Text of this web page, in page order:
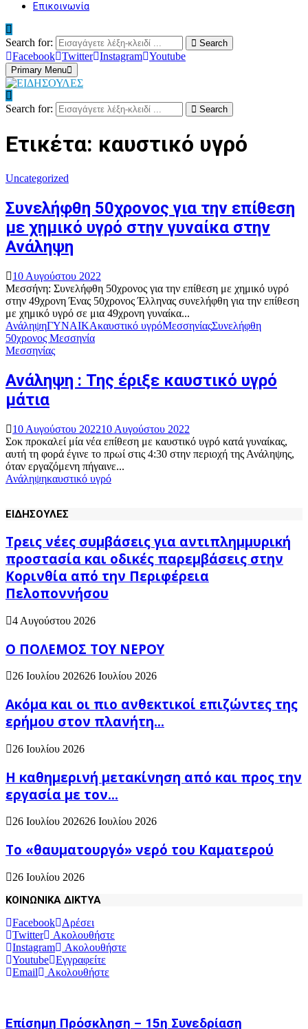
Επικοινωνία
Search for: Search
Facebook Twitter Instagram Youtube
Primary Menu
Search for: Search
Ετικέτα: καυστικό υγρό
Uncategorized
Συνελήφθη 50χρονος για την επίθεση
με χημικό υγρό στην γυναίκα στην
Ανάληψη
10 Αυγούστου 2022
Μεσσήνη: Συνελήφθη 50χρονος για την επίθεση με χημικό υγρό
στην 49χρονη Ένας 50χρονος Έλληνας συνελήφθη για την επίθεση
με χημικό υγρό σε μια 49χρονη γυναίκα...
ΑνάληψηΓΥΝΑΙΚΑκαυστικό υγρόΜεσσηνίαςΣυνελήφθη
50χρονος Μεσσηνία
Μεσσηνίας
Ανάληψη : Της έριξε καυστικό υγρό
μάτια
10 Αυγούστου 202210 Αυγούστου 2022
Σοκ προκαλεί μία νέα επίθεση με καυστικό υγρό κατά γυναίκας,
αυτή τη φορά έγινε το πρωί στις 4:30 στην περιοχή της Ανάληψης,
όταν εργαζόμενη πήγαινε...
Ανάληψηκαυστικό υγρό
ΕΙΔΗΣΟΥΛΕΣ
Τρεις νέες συμβάσεις για αντιπλημμυρική
προστασία και οδικές παρεμβάσεις στην
Κορινθία από την Περιφέρεια
Πελοποννήσου
4 Αυγούστου 2026
Ο ΠΟΛΕΜΟΣ ΤΟΥ ΝΕΡΟΥ
26 Ιουλίου 202626 Ιουλίου 2026
Ακόμα και οι πιο ανθεκτικοί επιζώντες της
ερήμου στον πλανήτη...
26 Ιουλίου 2026
H καθημερινή μετακίνηση από και προς την
εργασία με τον...
26 Ιουλίου 202626 Ιουλίου 2026
Το «θαυματουργό» νερό του Καματερού
26 Ιουλίου 2026
ΚΟΙΝΩΝΙΚΑ ΔΙΚΤΥΑ
Facebook
Αρέσει
Twitter
Ακολουθήστε
Instagram
Ακολουθήστε
Youtube Εγγραφείτε
Email
Ακολουθήστε
Επίσημη Πρόσκληση – 15η Συνεδρίαση